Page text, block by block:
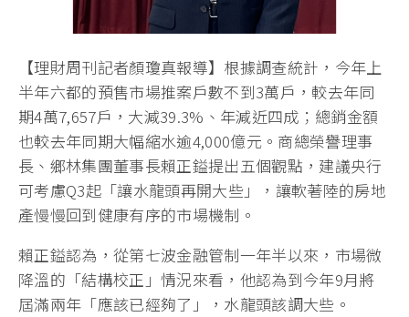
【理財周刊記者顏瓊真報導】根據調查統計，今年上
半年六都的預售市場推案戶數不到3萬戶，較去年同
期4萬7,657戶，大減39.3%、年減近四成；總銷金額
也較去年同期大幅縮水逾4,000億元。商總榮譽理事
長、鄉林集團董事長賴正鎰提出五個觀點，建議央行
可考慮Q3起「讓水龍頭再開大些」，讓軟著陸的房地
產慢慢回到健康有序的市場機制。
賴正鎰認為，從第七波金融管制一年半以來，市場微
降溫的「結構校正」情況來看，他認為到今年9月將
屆滿兩年「應該已經夠了」，水龍頭該調大些。